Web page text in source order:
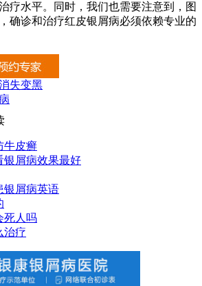
疗水平。同时，我们也需要注意到，图
确诊和治疗红皮银屑病必须依赖专业的
失变黑
牛皮癣
银屑病效果最好
银屑病英语
死人吗
治疗